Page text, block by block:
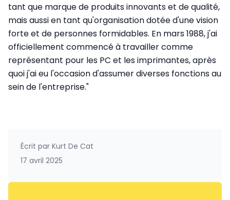
tant que marque de produits innovants et de qualité,
mais aussi en tant qu'organisation dotée d'une vision
forte et de personnes formidables. En mars 1988, j'ai
officiellement commencé à travailler comme
représentant pour les PC et les imprimantes, après
quoi j'ai eu l'occasion d'assumer diverses fonctions au
sein de l'entreprise."
Écrit par Kurt De Cat
17 avril 2025